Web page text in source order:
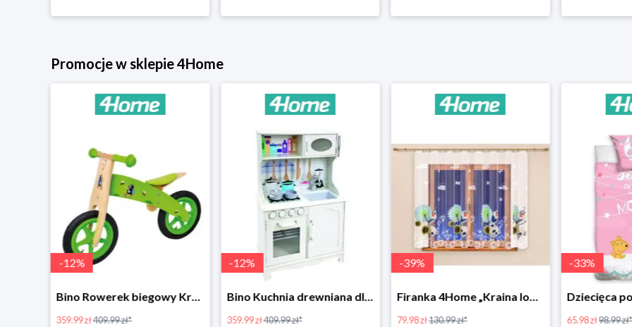
Promocje w sklepie 4Home
-12%
Bino Rowerek biegowy Krecik
359.99 zł409.99 zł*
-12%
Bino Kuchnia drewniana dla dzieci Provence
359.99 zł409.99 zł*
-39%
Firanka 4Home „Kraina lodu” (Frozen)
79.98 zł130.99 zł*
-33%
65.98 zł98.99 zł*